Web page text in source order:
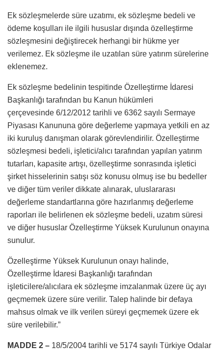
Ek sözleşmelerde süre uzatımı, ek sözleşme bedeli ve
ödeme koşulları ile ilgili hususlar dışında özelleştirme
sözleşmesini değiştirecek herhangi bir hükme yer
verilemez. Ek sözleşme ile uzatılan süre yatırım sürelerine
eklenemez.
Ek sözleşme bedelinin tespitinde Özelleştirme İdaresi
Başkanlığı tarafından bu Kanun hükümleri
çerçevesinde 6/12/2012 tarihli ve 6362 sayılı Sermaye
Piyasası Kanununa göre değerleme yapmaya yetkili en az
iki kuruluş danışman olarak görevlendirilir. Özelleştirme
sözleşmesi bedeli, işletici/alıcı tarafından yapılan yatırım
tutarları, kapasite artışı, özelleştirme sonrasında işletici
şirket hisselerinin satışı söz konusu olmuş ise bu bedeller
ve diğer tüm veriler dikkate alınarak, uluslararası
değerleme standartlarına göre hazırlanmış değerleme
raporları ile belirlenen ek sözleşme bedeli, uzatım süresi
ve diğer hususlar Özelleştirme Yüksek Kurulunun onayına
sunulur.
Özelleştirme Yüksek Kurulunun onayı halinde,
Özelleştirme İdaresi Başkanlığı tarafından
işleticilere/alıcılara ek sözleşme imzalanmak üzere üç ayı
geçmemek üzere süre verilir. Talep halinde bir defaya
mahsus olmak ve ilk verilen süreyi geçmemek üzere ek
süre verilebilir.”
MADDE 2 – 18/5/2004 tarihli ve 5174 sayılı Türkiye Odalar